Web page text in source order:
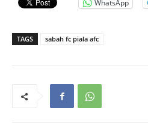
WhatsApp
TAGS sabah fc piala afc